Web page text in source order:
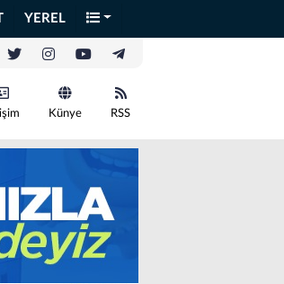
YEREL
Künye RSS